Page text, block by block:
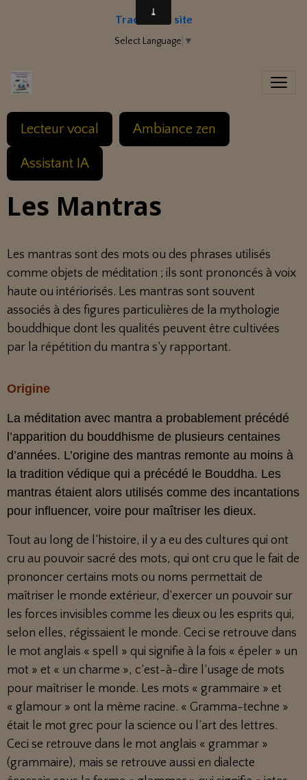
Traduire le site
Select Language ▼
Lecteur vocal Ambiance zen
Assistant IA
Les Mantras
Les mantras sont des mots ou des phrases utilisés
comme objets de méditation ; ils sont prononcés à voix
haute ou intériorisés. Les mantras sont souvent
associés à des figures particulières de la mythologie
bouddhique dont les qualités peuvent être cultivées
par la répétition du mantra s’y rapportant.
Origine
La méditation avec mantra a probablement précédé
l’apparition du bouddhisme de plusieurs centaines
d’années. L’origine des mantras remonte au moins à
la tradition védique qui a précédé le Bouddha. Les
mantras étaient alors utilisés comme des incantations
pour influencer, voire pour maîtriser les dieux.
Tout au long de l’histoire, il y a eu des cultures qui ont
cru au pouvoir sacré des mots, qui ont cru que le fait de
prononcer certains mots ou noms permettait de
maîtriser le monde extérieur, d’exercer un pouvoir sur
les forces invisibles comme les dieux ou les esprits qui,
selon elles, régissaient le monde. Ceci se retrouve dans
le mot anglais « spell » qui signifie à la fois « épeler » un
mot » et « un charme », c’est-à-dire l’usage de mots
pour maîtriser le monde. Les mots « grammaire » et
« glamour » ont la même racine. « Gramma-techne »
était le mot grec pour la science ou l’art des lettres.
Ceci se retrouve dans le mot anglais « grammar »
(grammaire), mais se retrouve aussi en dialecte